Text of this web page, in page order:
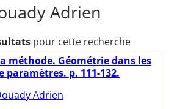
Adrien
pour cette recherche
méthode. Géométrie dans les
paramètres. p. 111-132.
Adrien